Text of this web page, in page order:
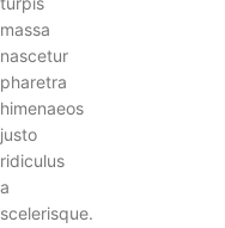
massa
nascetur
pharetra
himenaeos
justo
ridiculus
a
scelerisque.